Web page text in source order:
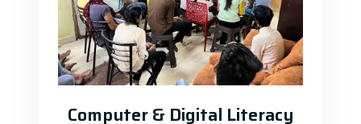
Computer & Digital Literacy